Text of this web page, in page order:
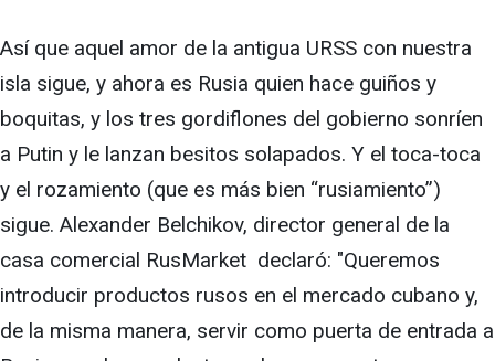
Así que aquel amor de la antigua URSS con nuestra
isla sigue, y ahora es Rusia quien hace guiños y
boquitas, y los tres gordiflones del gobierno sonríen
a Putin y le lanzan besitos solapados. Y el toca-toca
y el rozamiento (que es más bien “rusiamiento”)
sigue. Alexander Belchikov, director general de la
casa comercial RusMarket declaró: "Queremos
introducir productos rusos en el mercado cubano y,
de la misma manera, servir como puerta de entrada a